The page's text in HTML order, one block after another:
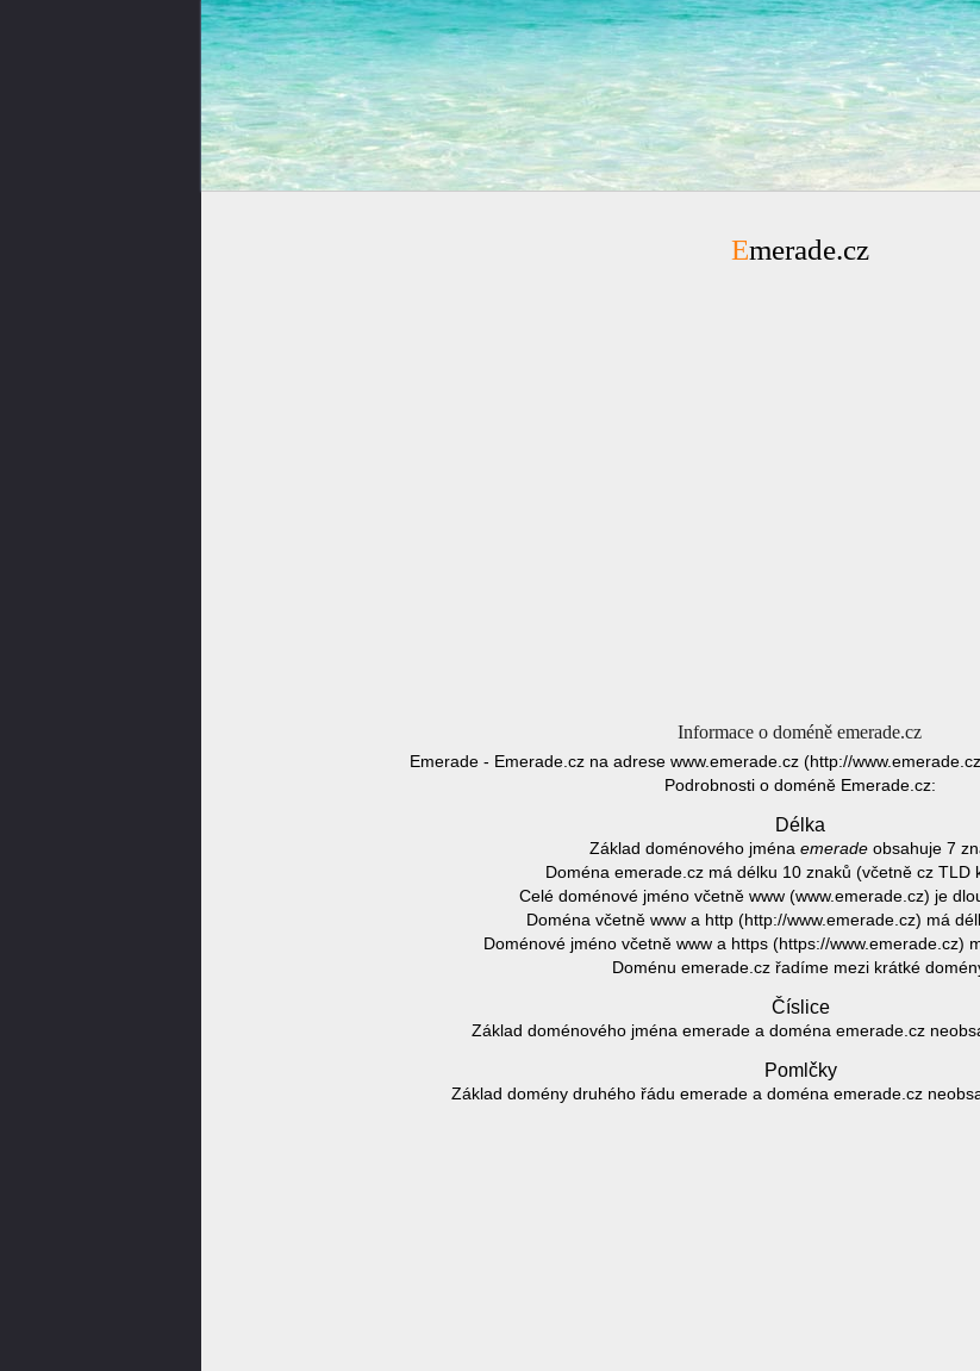
Emerade.cz
Informace o doméně emerade.cz
Emerade - Emerade.cz na adrese www.emerade.cz (http://
Podrobnosti o doméně Emerade.cz:
Délka
Základ doménového jména emerade obsahuje 7
Doména emerade.cz má délku 10 znaků (včetně cz TLD
Celé doménové jméno včetně www (www.emerade.cz) je
Doména včetně www a http (http://www.emerade.cz) má
Doménové jméno včetně www a https (https://www.emerade.cz)
Doménu emerade.cz řadíme mezi krátké
Číslice
Základ doménového jména emerade a doména emerade.cz
Pomlčky
Základ domény druhého řádu emerade a doména emerade.cz